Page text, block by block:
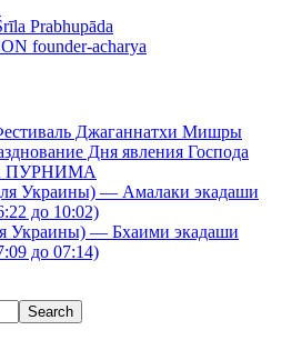
Prabhupāda
founder-acharya
Джаганнатхи Мишры
Дня явления Господа
ПУРНИМА
Украины) — Амалаки экадаши
до 10:02)
Украины) — Бхаими экадаши
до 07:14)
Search